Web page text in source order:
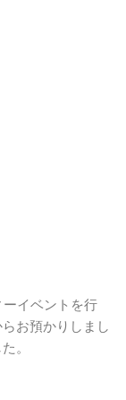
イベントを行
お預かりしまし
。